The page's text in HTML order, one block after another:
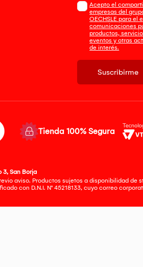
Acepto el
empresas del
OECHSLE para el
comunicaciones
productos,
eventos y otras
de interés.
Suscribirme
Tienda 100% Segura
3, San Borja
aviso. Productos sujetos a disponibilidad de
con D.N.I. N° 45218133, cuyo correo